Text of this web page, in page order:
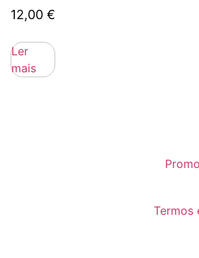
12,00 €
Ler
mais
Termos